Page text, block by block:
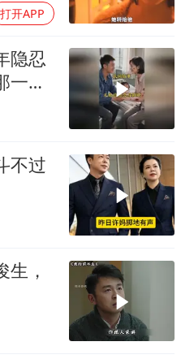
打开APP
隐忍
一刻
不过
生，